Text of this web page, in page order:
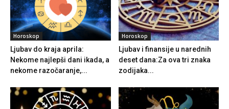
Horoskop
Ljubav do kraja aprila:
Nekome najlepši dani ikada, a
nekome razočaranje,...
Horoskop
Ljubav i finansije u narednih
deset dana:Za ova tri znaka
zodijaka...